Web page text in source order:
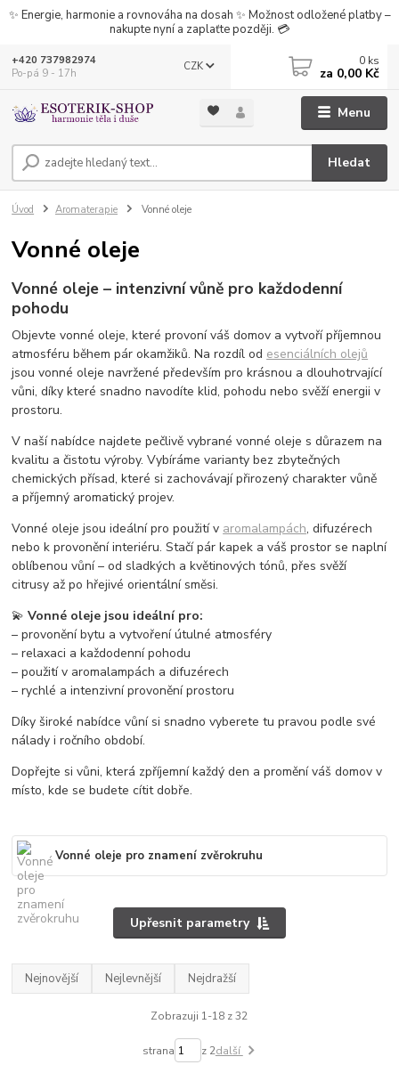
✨ Energie, harmonie a rovnováha na dosah ✨ Možnost odložené platby –
nakupte nyní a zaplaťte později. 💳
Menu
CZK
Hledat
+420 737982974
Po-pá 9 - 17h
0 ks
za 0,00 Kč
Úvod Aromaterapie Vonné oleje
Vonné oleje
Vonné oleje – intenzivní vůně pro každodenní
pohodu
Objevte vonné oleje, které provoní váš domov a vytvoří příjemnou
atmosféru během pár okamžiků. Na rozdíl od esenciálních olejů
jsou vonné oleje navržené především pro krásnou a dlouhotrvající
vůni, díky které snadno navodíte klid, pohodu nebo svěží energii v
prostoru.
V naší nabídce najdete pečlivě vybrané vonné oleje s důrazem na
kvalitu a čistotu výroby. Vybíráme varianty bez zbytečných
chemických přísad, které si zachovávají přirozený charakter vůně
a příjemný aromatický projev.
Vonné oleje jsou ideální pro použití v aromalampách, difuzérech
nebo k provonění interiéru. Stačí pár kapek a váš prostor se naplní
oblíbenou vůní – od sladkých a květinových tónů, přes svěží
citrusy až po hřejivé orientální směsi.
💫Vonné oleje jsou ideální pro:
– provonění bytu a vytvoření útulné atmosféry
– relaxaci a každodenní pohodu
– použití v aromalampách a difuzérech
– rychlé a intenzivní provonění prostoru
Díky široké nabídce vůní si snadno vyberete tu pravou podle své
nálady i ročního období.
Dopřejte si vůni, která zpříjemní každý den a promění váš domov v
místo, kde se budete cítit dobře.
Vonné oleje pro znamení zvěrokruhu
Upřesnit parametry
Nejnovější Nejlevnější Nejdražší
Zobrazuji 1-18 z 32
strana z 2další